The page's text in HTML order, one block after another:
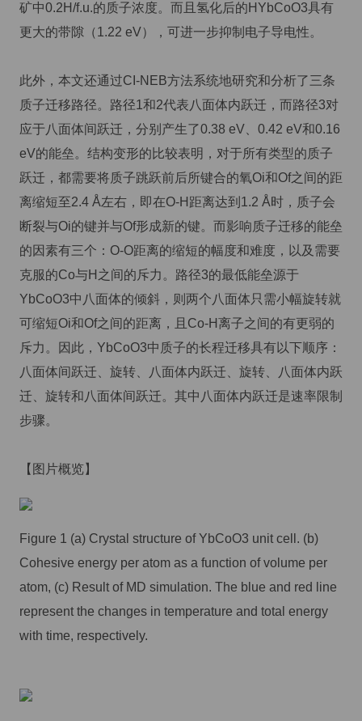
矿中0.2H/f.u.的质子浓度。而且氢化后的HYbCoO3具有
更大的带隙（1.22 eV），可进一步抑制电子导电性。
此外，本文还通过CI-NEB方法系统地研究和分析了三条
质子迁移路径。路径1和2代表八面体内跃迁，而路径3对
应于八面体间跃迁，分别产生了0.38 eV、0.42 eV和0.16
eV的能垒。结构变形的比较表明，对于所有类型的质子
跃迁，都需要将质子跳跃前后所键合的氧Oi和Of之间的距
离缩短至2.4 Å左右，即在O-H距离达到1.2 Å时，质子会
断裂与Oi的键并与Of形成新的键。而影响质子迁移的能垒
的因素有三个：O-O距离的缩短的幅度和难度，以及需要
克服的Co与H之间的斥力。路径3的最低能垒源于
YbCoO3中八面体的倾斜，则两个八面体只需小幅旋转就
可缩短Oi和Of之间的距离，且Co-H离子之间的有更弱的
斥力。因此，YbCoO3中质子的长程迁移具有以下顺序：
八面体间跃迁、旋转、八面体内跃迁、旋转、八面体内跃
迁、旋转和八面体间跃迁。其中八面体内跃迁是速率限制
步骤。
【图片概览】
Figure 1 (a) Crystal structure of YbCoO3 unit cell. (b)
Cohesive energy per atom as a function of volume per
atom, (c) Result of MD simulation. The blue and red line
represent the changes in temperature and total energy
with time, respectively.